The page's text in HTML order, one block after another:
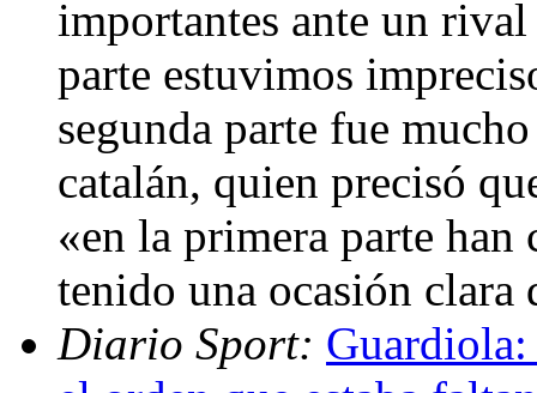
importantes ante un
parte estuvimos
segunda parte fue
catalán, quien precisó
«en la primera parte han
tenido una ocasión
Diario Sport: